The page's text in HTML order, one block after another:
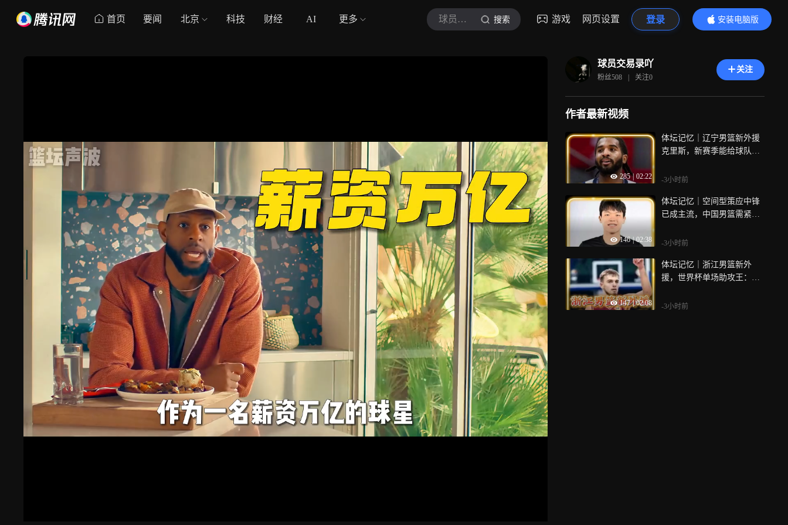
首页 要闻 北京 科技 财经 AI 更多 球员交易录吖 搜索 游戏 网页设置 登录
安装电脑版
内容更精彩
球员交易录吖
粉丝508 | 关注0
关注
作者最新视频
285 | 02:22
体坛记忆｜辽宁男篮新外援
克里斯，新赛季能给球队带
-3小时前
146 | 02:38
体坛记忆｜空间型策应中锋
已成主流，中国男篮需紧跟
-3小时前
147 | 02:08
体坛记忆｜浙江男篮新外
援，世界杯单场助攻王：扎
-3小时前